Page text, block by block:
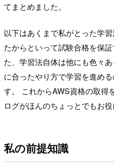
てまとめました。
以下はあくまで私がとった学
たからといって試験合格を保
た、学習法自体は他にも色々
に合ったやり方で学習を進め
す。 これからAWS資格の取得
ログがほんのちょっとでもお役
私の前提知識